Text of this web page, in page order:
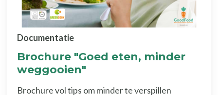
Brochure "Goed eten, minder
weggooien"
Documentatie
Brochure vol tips om minder te verspillen